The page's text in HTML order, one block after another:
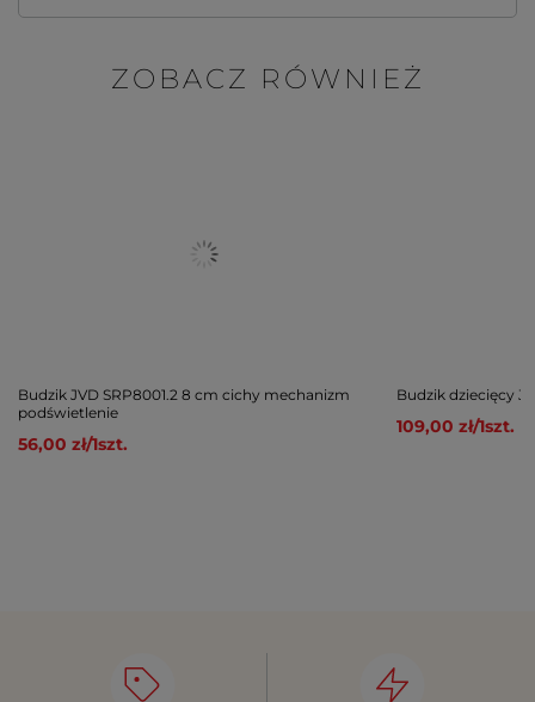
ZOBACZ RÓWNIEŻ
Budzik JVD SRP8001.2 8 cm cichy mechanizm
podświetlenie
56,00 zł/1szt.
Budzik dziecięcy
109,00 zł/1szt.